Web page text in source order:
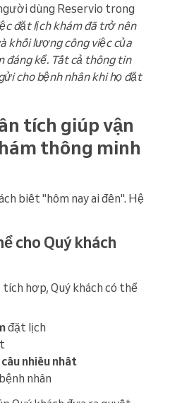
dùng Reservio trong
đặt lịch khám đã trở nên
khối lượng công việc của
đáng kể. Tất cả thông tin
cho bệnh nhân khi họ đặt
tích giúp vận
thông minh
biết "hôm nay ai đến". Hệ
cho Quý khách
hợp, Quý khách có thể
đặt lịch
nhiều nhất
nhân